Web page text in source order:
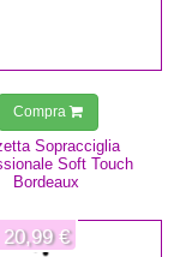
Sopracciglia
Soft Touch
Bordeaux
Compra
20,99 €